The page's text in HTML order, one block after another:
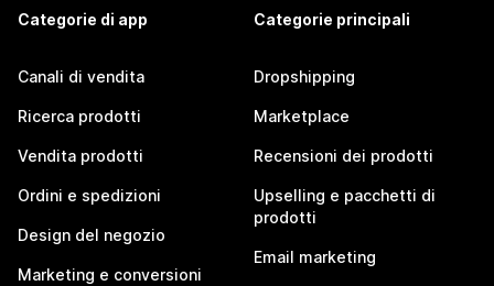
Categorie di app
Canali di vendita
Ricerca prodotti
Vendita prodotti
Ordini e spedizioni
Design del negozio
Marketing e conversioni
Categorie principali
Dropshipping
Marketplace
Recensioni dei prodotti
Upselling e pacchetti di
prodotti
Email marketing